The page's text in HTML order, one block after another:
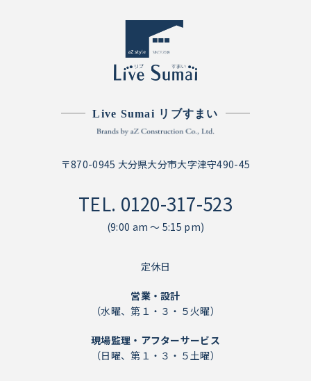
Live Sumai リブすまい
〒870-0945 大分県大分市大字津守490-45
TEL. 0120-317-523
(9:00 am ～ 5:15 pm)
定休日
営業・設計
（水曜、第１・３・５火曜）
現場監理・アフターサービス
（日曜、第１・３・５土曜）